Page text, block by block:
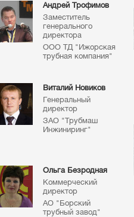
Андрей Трофимов
Заместитель
генерального
директора
ООО ТД "Ижорская
трубная компания"
Виталий Новиков
Генеральный
директор
ЗАО "Трубмаш
Инжиниринг"
Ольга Безродная
Коммерческий
директор
АО "Борский
трубный завод"